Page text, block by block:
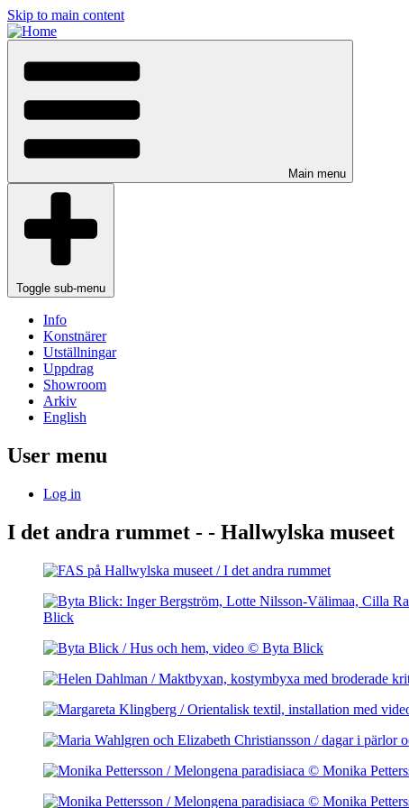
Skip to main content
Main menu
Toggle sub-menu
Info
Konstnärer
Utställningar
Uppdrag
Showroom
Arkiv
English
User menu
Log in
I det andra rummet - - Hallwylska museet